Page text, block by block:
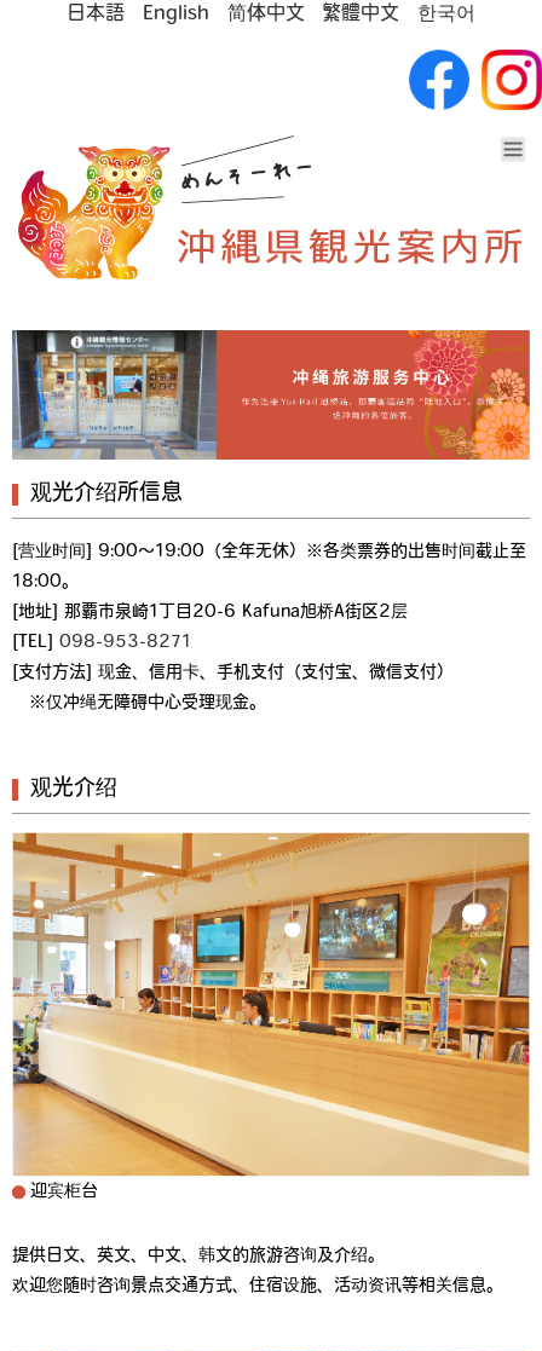
日本語 English 简体中文 繁體中文 한국어
观光介绍所信息
[营业时间] 9:00～19:00（全年无休）※各类票券的出售时间截止至
18:00。
[地址] 那覇市泉崎1丁目20-6 Kafuna旭桥A街区2层
[TEL] 098-953-8271
[支付方法] 现金、信用卡、手机支付（支付宝、微信支付）
※仅冲绳无障碍中心受理现金。
观光介绍
迎宾柜台
提供日文、英文、中文、韩文的旅游咨询及介绍。
欢迎您随时咨询景点交通方式、住宿设施、活动资讯等相关信息。